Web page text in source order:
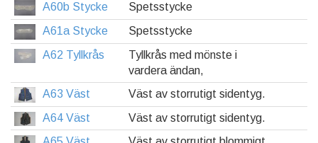
A60b Stycke
Spetsstycke
A61a Stycke
Spetsstycke
A62 Tyllkrås
Tyllkrås med mönste i
vardera ändan,
A63 Väst
Väst av storrutigt sidentyg.
A64 Väst
Väst av storrutigt sidentyg.